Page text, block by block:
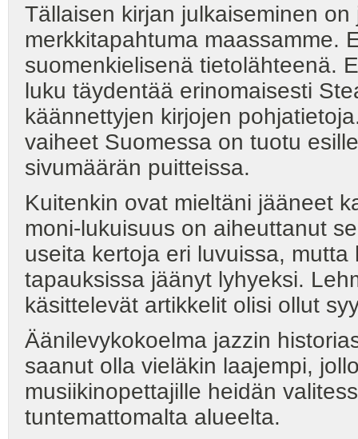
Tällaisen kirjan julkaiseminen on
merkkitapahtuma maassamme.
suomenkielisenä tietolähteenä.
luku täydentää erinomaisesti
käännettyjen kirjojen
vaiheet Suomessa on tuotu
sivumäärän puitteissa.
Kuitenkin ovat mieltäni jääneet
moni-lukuisuus on aiheuttanut
useita kertoja eri luvuissa,
tapauksissa jäänyt lyhyeksi.
käsittelevät artikkelit olisi ollut
Äänilevykokoelma jazzin
saanut olla vieläkin laajempi,
musiikinopettajille heidän
tuntemattomalta alueelta.